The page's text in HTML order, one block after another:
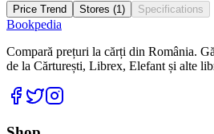
Price Trend Stores (1) Specifications
Bookpedia
Compară prețuri la cărți din România.
de la Cărturești, Librex, Elefant și alte
Facebook
Twitter